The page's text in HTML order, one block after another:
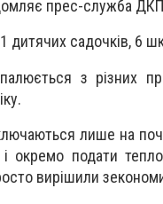
прес-служба
дитячих садочків, 6
з різних
лише на
окремо подати
вирішили